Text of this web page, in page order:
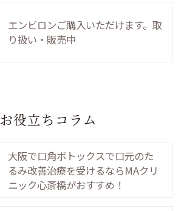
エンビロンご購入いただけます。取
り扱い・販売中
お役立ちコラム
大阪で口角ボトックスで口元のた
るみ改善治療を受けるならMAクリ
ニック心斎橋がおすすめ！